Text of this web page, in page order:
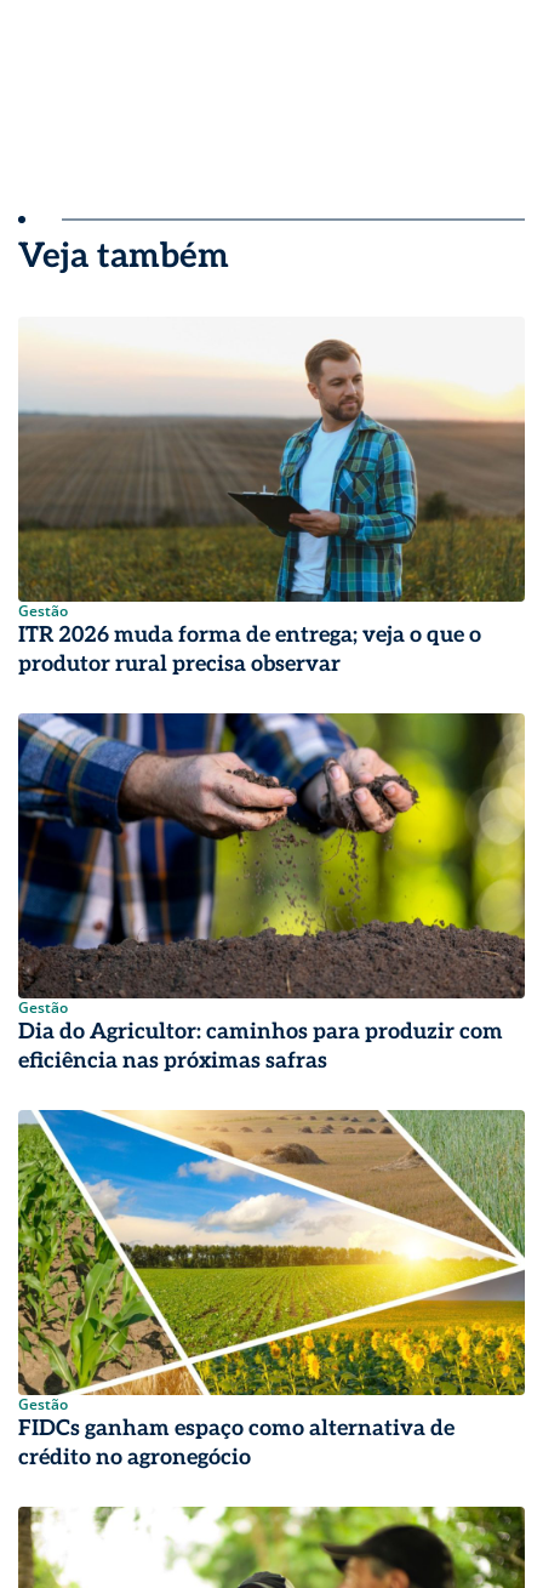
Veja também
Gestão
ITR 2026 muda forma de entrega; veja o que o
produtor rural precisa observar
Gestão
Dia do Agricultor: caminhos para produzir com
eficiência nas próximas safras
Gestão
FIDCs ganham espaço como alternativa de
crédito no agronegócio